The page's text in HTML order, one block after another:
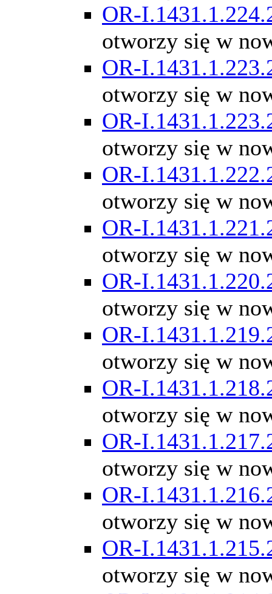
OR-
otworzy się w
OR-
otworzy się w
OR-
otworzy się w
OR-
otworzy się w
OR-
otworzy się w
OR-
otworzy się w
OR-
otworzy się w
OR-
otworzy się w
OR-
otworzy się w
OR-
otworzy się w
OR-
otworzy się w